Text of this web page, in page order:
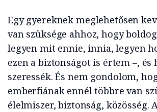
Egy gyereknek meglehetősen
van szüksége ahhoz, hogy
legyen mit ennie, innia, legyen
ezen a biztonságot is értem –, és
szeressék. És nem gondolom,
emberfiának ennél többre van
élelmiszer, biztonság, közösség.